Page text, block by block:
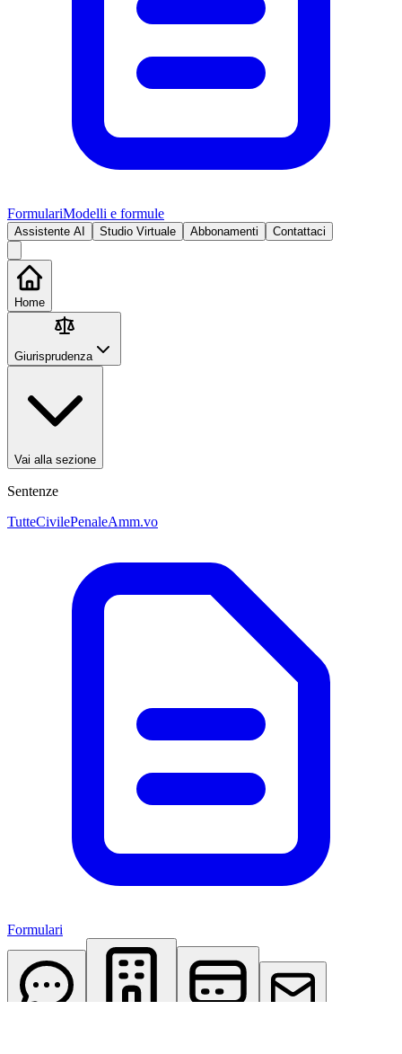
FormulariModelli e formule
Assistente AI Studio Virtuale Abbonamenti Contattaci
Home
Giurisprudenza
Vai alla sezione
Sentenze
TutteCivilePenaleAmm.vo
Formulari